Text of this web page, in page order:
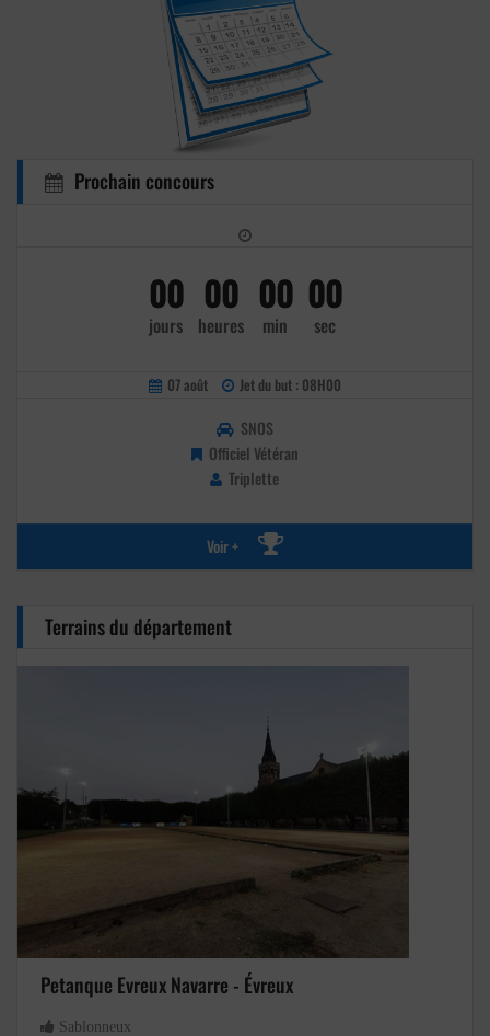
Prochain concours
00
jours
00
heures
00
min
00
sec
07 août Jet du but : 08H00
SNOS
Officiel Vétéran
Triplette
Voir +
Terrains du département
Petanque Evreux Navarre - Évreux
Sablonneux